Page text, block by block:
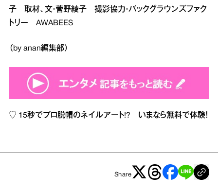
子 取材、文・菅野綾子 撮影協力・バックグラウンズファク
トリー AWABEES
（by anan編集部）
♡ 15秒でプロ脱帽のネイルアート!? いまなら無料で体験！
Share